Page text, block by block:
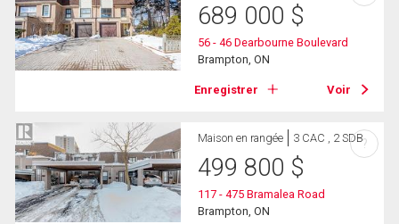
689 000 $
56 - 46 Dearbourne Boulevard
Brampton, ON
Enregistrer Voir
Maison en rangée 3 CAC , 2 SDB
499 800 $
117 - 475 Bramalea Road
Brampton, ON
?